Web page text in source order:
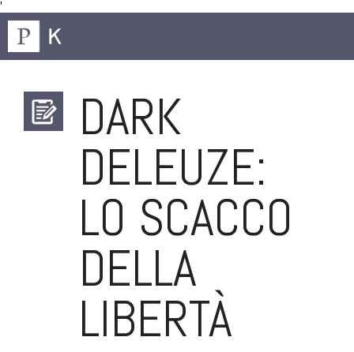
'
DARK
DELEUZE:
LO SCACCO
DELLA
LIBERTÀ